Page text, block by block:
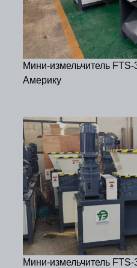
Мини-измельчитель FTS-
Америку
Мини-измельчитель FTS-